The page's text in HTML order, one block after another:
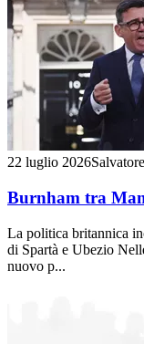
22 luglio 2026
Burnham tra
La politica britannica
di Spartà e Ubezio
nuovo p...